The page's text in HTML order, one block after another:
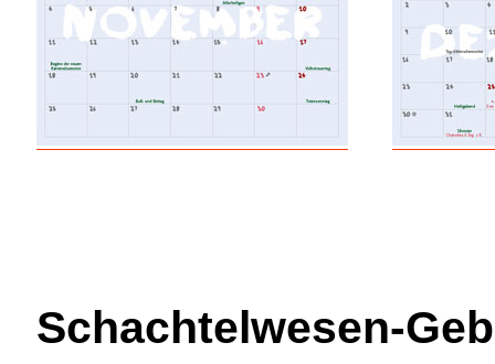
Schachtelwesen-